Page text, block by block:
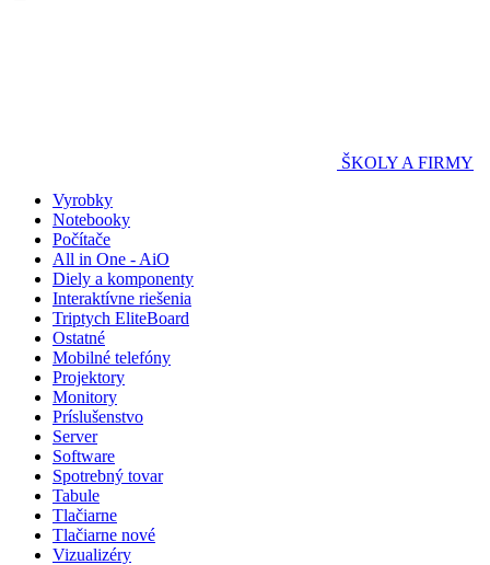
ŠKOLY A FIRMY
Vyrobky
Notebooky
Počítače
All in One - AiO
Diely a komponenty
Interaktívne riešenia
Triptych EliteBoard
Ostatné
Mobilné telefóny
Projektory
Monitory
Príslušenstvo
Server
Software
Spotrebný tovar
Tabule
Tlačiarne
Tlačiarne nové
Vizualizéry